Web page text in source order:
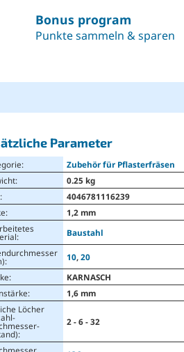
Bonus program
Punkte sammeln & sparen
Parameter
:
Zubehör für Pflasterfräsen
:
0.25 kg
:
4046781116239
:
1,2 mm
:
Baustahl
: 10,20
:
KARNASCH
:
1,6 mm
Löcher
:
2 - 6 - 32